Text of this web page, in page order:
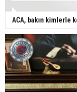
ACA, bakın kimlerle